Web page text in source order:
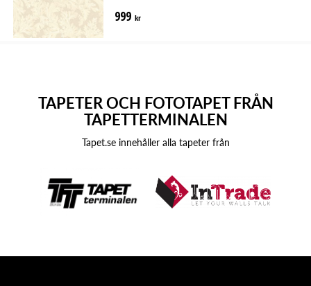
999 kr
TAPETER OCH FOTOTAPET FRÅN
TAPETTERMINALEN
Tapet.se innehåller alla tapeter från